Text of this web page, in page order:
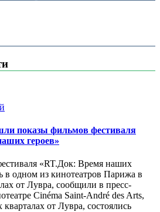
показы фильмов фестиваля
героев»
«RT.Док: Время наших
в одном из кинотеатров Парижа в
от Лувра, сообщили в пресс-
Cinéma Saint-André des Arts,
кварталах от Лувра, состоялись